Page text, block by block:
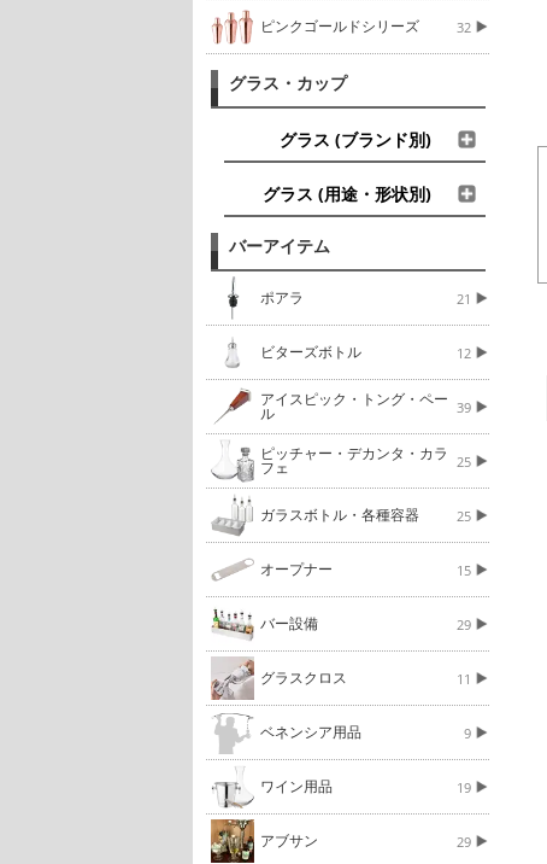
ピンクゴールドシリーズ 32
グラス・カップ
グラス (ブランド別)
グラス (用途・形状別)
バーアイテム
ポアラ 21
ビターズボトル 12
アイスピック・トング・ペー
ル 39
ピッチャー・デカンタ・カラ
フェ 25
ガラスボトル・各種容器 25
オープナー 15
バー設備 29
グラスクロス 11
ベネンシア用品 9
ワイン用品 19
アブサン 29